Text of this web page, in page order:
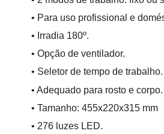
• Para uso profissional e
• Irradia 180º.
• Opção de ventilador.
• Seletor de tempo de trabalho.
• Adequado para rosto e corpo.
• Tamanho: 455x220x315 mm
• 276 luzes LED.